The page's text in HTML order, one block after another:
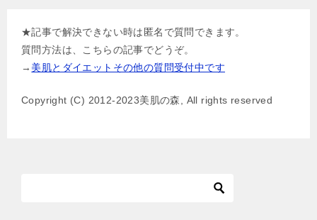
★記事で解決できない時は匿名で質問できます。
質問方法は、こちらの記事でどうぞ。
→ 美肌とダイエットその他の質問受付中です
Copyright (C) 2012-2023美肌の森, All rights reserved